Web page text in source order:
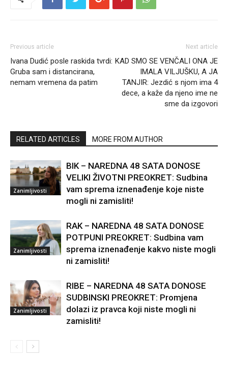
Previous article
Ivana Dudić posle raskida tvrdi:
Gruba sam i distancirana,
nemam vremena da patim
Next article
KAD SMO SE VENČALI ONA JE
IMALA VILJUŠKU, A JA
TANJIR: Jezdić s njom ima 4
dece, a kaže da njeno ime ne
sme da izgovori
RELATED ARTICLES MORE FROM AUTHOR
Zanimljivosti
BIK – NAREDNA 48 SATA DONOSE
VELIKI ŽIVOTNI PREOKRET: Sudbina
vam sprema iznenađenje koje niste
mogli ni zamisliti!
Zanimljivosti
RAK – NAREDNA 48 SATA DONOSE
POTPUNI PREOKRET: Sudbina vam
sprema iznenađenje kakvo niste mogli
ni zamisliti!
Zanimljivosti
RIBE – NAREDNA 48 SATA DONOSE
SUDBINSKI PREOKRET: Promjena
dolazi iz pravca koji niste mogli ni
zamisliti!